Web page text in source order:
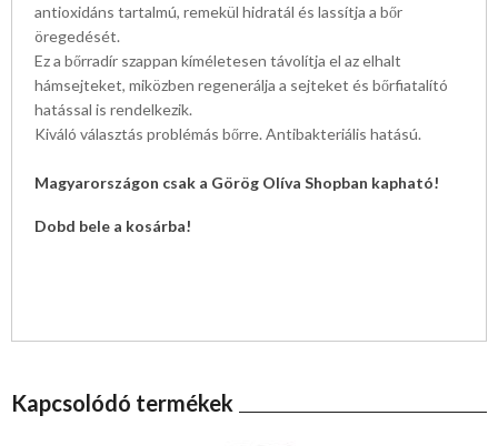
antioxidáns tartalmú, remekül hidratál és lassítja a bőr
öregedését.
Ez a bőrradír szappan kíméletesen távolítja el az elhalt
hámsejteket, miközben regenerálja a sejteket és bőrfiatalító
hatással is rendelkezik.
Kiváló választás problémás bőrre. Antibakteriális hatású.
Magyarországon csak a Görög Olíva Shopban kapható!
Dobd bele a kosárba!
Kapcsolódó termékek